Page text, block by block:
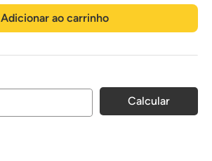
Adicionar ao carrinho